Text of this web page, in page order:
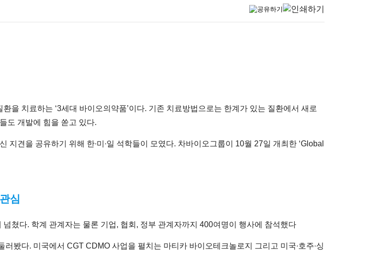
을 치료하는 ‘3세대 바이오의약품’이다. 기존 치료방법으로는 한계가 있는 질환에서 새로
도 개발에 힘을 쏟고 있다.
견을 공유하기 위해 한∙미∙일 석학들이 모였다. 차바이오그룹이 10월 27일 개최한 ‘Global
심
쳤다. 학계 관계자는 물론 기업, 협회, 정부 관계자까지 400여명이 행사에 참석했다
봤다. 미국에서 CGT CDMO 사업을 펼치는 마티카 바이오테크놀로지 그리고 미국∙호주∙싱